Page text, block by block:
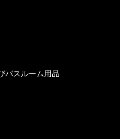
バスルーム用品